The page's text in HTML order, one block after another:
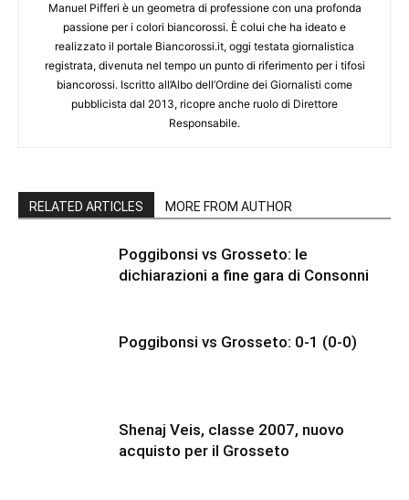
Manuel Pifferi è un geometra di professione con una profonda
passione per i colori biancorossi. È colui che ha ideato e
realizzato il portale Biancorossi.it, oggi testata giornalistica
registrata, divenuta nel tempo un punto di riferimento per i tifosi
biancorossi. Iscritto all’Albo dell’Ordine dei Giornalisti come
pubblicista dal 2013, ricopre anche ruolo di Direttore
Responsabile.
RELATED ARTICLES MORE FROM AUTHOR
Poggibonsi vs Grosseto: le
dichiarazioni a fine gara di Consonni
Poggibonsi vs Grosseto: 0-1 (0-0)
Shenaj Veis, classe 2007, nuovo
acquisto per il Grosseto